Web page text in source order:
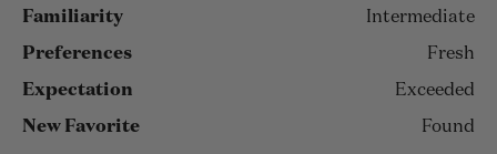
Familiarity Intermediate
Preferences Fresh
Expectation Exceeded
New Favorite Found